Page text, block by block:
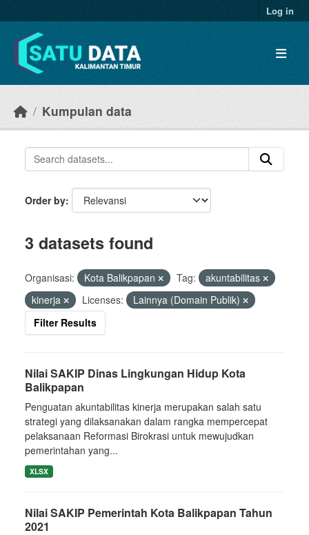
Log in
Kumpulan data
Order by
3 datasets found
Organisasi: Kota Balikpapan Tag:
akuntabilitas
kinerja
Licenses:
Lainnya (Domain Publik)
Filter Results
Nilai SAKIP Dinas Lingkungan Hidup Kota
Balikpapan
Penguatan akuntabilitas kinerja merupakan salah satu
strategi yang dilaksanakan dalam rangka mempercepat
pelaksanaan Reformasi Birokrasi untuk mewujudkan
pemerintahan yang...
XLSX
Nilai SAKIP Pemerintah Kota Balikpapan Tahun
2021